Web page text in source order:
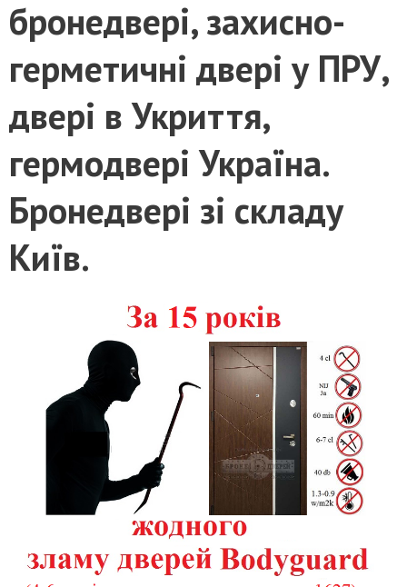
бронедвері, захисно-
герметичні двері у ПРУ,
двері в Укриття,
гермодвері Україна.
Бронедвері зі складу
Київ.